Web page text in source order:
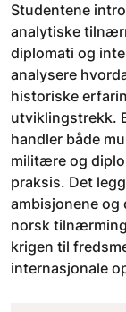
Studentene
analytiske
diplomati og
analysere
historiske
utviklingstrekk.
handler både
militære og
praksis. Det
ambisjonene og
norsk
krigen til
internasjonale